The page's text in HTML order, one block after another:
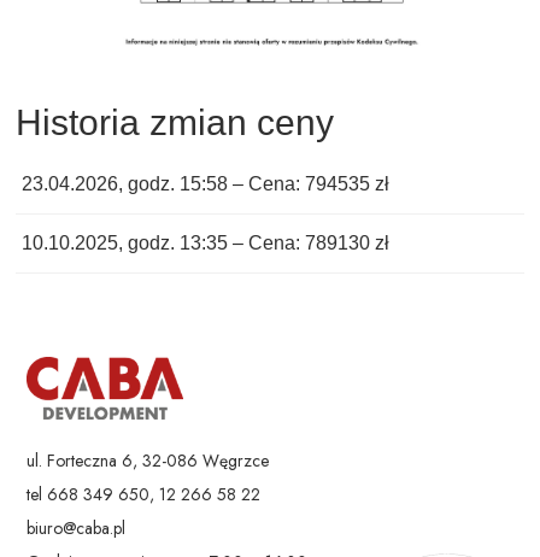
Historia zmian ceny
23.04.2026, godz. 15:58 – Cena: 794535 zł
10.10.2025, godz. 13:35 – Cena: 789130 zł
ul. Forteczna 6, 32-086 Węgrzce
tel 668 349 650, 12 266 58 22
biuro@caba.pl